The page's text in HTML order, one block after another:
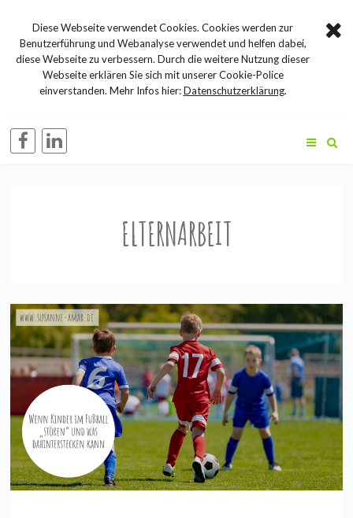
ELTERNARBEIT
Diese Webseite verwendet Cookies. Cookies werden zur
Benutzerführung und Webanalyse verwendet und helfen dabei,
diese Webseite zu verbessern. Durch die weitere Nutzung dieser
Webseite erklären Sie sich mit unserer Cookie-Police
einverstanden. Mehr Infos hier:Datenschutzerklärung.